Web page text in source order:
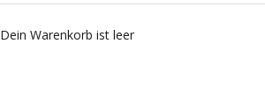
Dein Warenkorb ist leer